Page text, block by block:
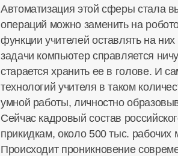
Автоматизация этой сферы стала
операций можно заменить на
функции учителей оставлять на
задачи компьютер справляется
старается хранить ее в голове. И
технологий учителя в таком
умной работы, личностно
Сейчас кадровый состав
прикидкам, около 500 тыс.
Происходит проникновение